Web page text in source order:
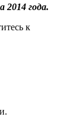
2014 года.
к